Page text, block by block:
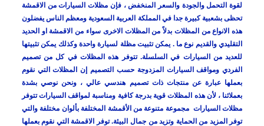
لقوة التحمل والجودة والسعر المنخفض ، فإن مظلات السيارات من الاقمشة
تحظى بشعبية كبيرة جدا في المملكة العربية السعودية ومعظم الناس يفضلون
هذه الانواع من المظلات بدلاً من المظلات الاخرى سواء من الاقمشة او الحديد
التقليدي والقديم نوع ما . يمكن تثبيت مظلة لسيارة واحدة وكذلك يمكن تثبيتها
للعديد من السيارات في السلسلة. تتوفر هذه المظلات في كل من تصميم
الفردي ومواقف السيارات المزدوجة حسب التصميم إن المظلات التي نقوم
بعملها عبارة عن منتجات ذات تصميم هندسي عالي ، ونحن نوصي بشدة
بعملائنا ، لأن هذه المظلات قوية بدرجة كافية ومناسبة لمواقف السيارات تتوفر
مظلات السيارات مجموعة متنوعة من الأقمشة المختلفة بألوان مختلفة والتي
توفر المزيد من الحماية وتزيد من جمال البيئة. توفر الاقمشة التي نقوم بعملها